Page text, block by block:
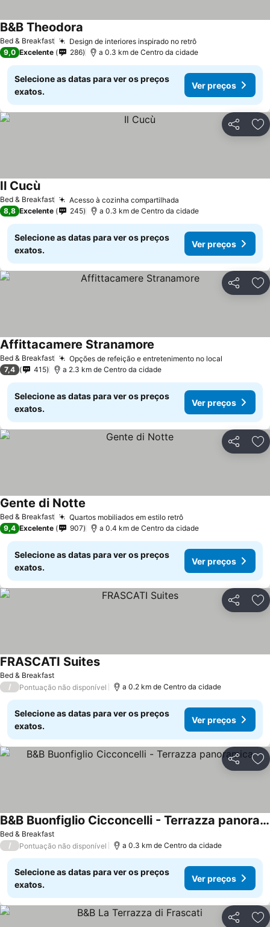
Bed & Breakfast Design de interiores inspirado no retrôVer preços
B&B Theodora
9,0 Excelente 286 a 0.3 km de Centro da cidade
Selecione as datas para ver os preços
exatos.
Ver preços
Partilhar
Bed & Breakfast Acesso à cozinha compartilhada
Il CucùVer preços
8,8 Excelente 245 a 0.3 km de Centro da cidade
Selecione as datas para ver os preços
exatos.
Ver preços
Partilhar
Bed & Breakfast Opções de refeição e entretenimento no local
Affittacamere Stranamore
7,4 415 a 2.3 km de Centro da cidade
Selecione as datas para ver os preços
exatos.
Ver preços
Partilhar
Bed & Breakfast Quartos mobiliados em estilo retrôVer preços
Gente di Notte
9,4 Excelente 907 a 0.4 km de Centro da cidade
Selecione as datas para ver os preços
exatos.
Ver preços
Partilhar
Bed & Breakfast
FRASCATI SuitesVer preços
/ Pontuação não disponível a 0.2 km de Centro da cidade
Selecione as datas para ver os preços
exatos.
Ver preços
Partilhar
Bed & Breakfast
B&B Buonfiglio Cicconcelli - Terrazza panoramica
Ver preços
/ Pontuação não disponível a 0.3 km de Centro da cidade
Selecione as datas para ver os preços
exatos.
Ver preços
Partilhar